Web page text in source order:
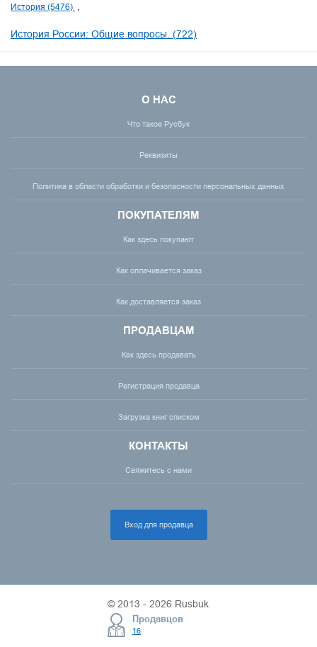
История (5476)
История России: Общие вопросы. (722)
О НАС
Что такое Русбук
Реквизиты
Политика в области обработки и безопасности персональных данных
ПОКУПАТЕЛЯМ
Как здесь покупают
Как оплачивается заказ
Как доставляется заказ
ПРОДАВЦАМ
Как здесь продавать
Регистрация продавца
Загрузка книг списком
КОНТАКТЫ
Свяжитесь с нами
Вход для продавца
© 2013 - 2026 Rusbuk
Продавцов
16